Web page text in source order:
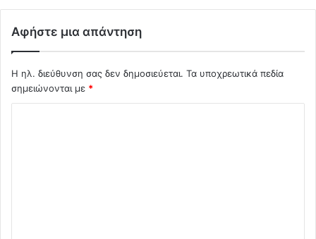
Αφήστε μια απάντηση
Η ηλ. διεύθυνση σας δεν δημοσιεύεται. Τα υποχρεωτικά πεδία
σημειώνονται με *